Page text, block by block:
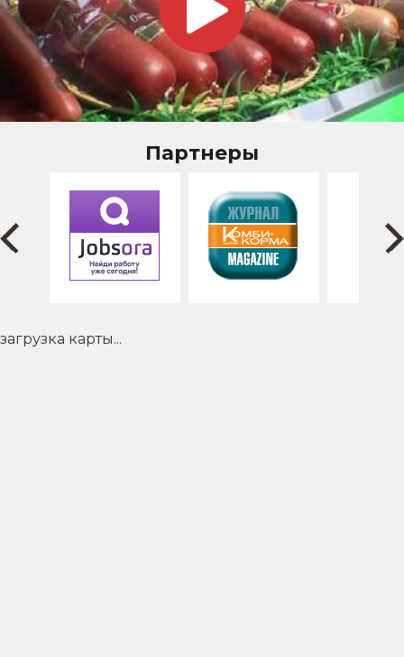
Партнеры
загрузка карты...